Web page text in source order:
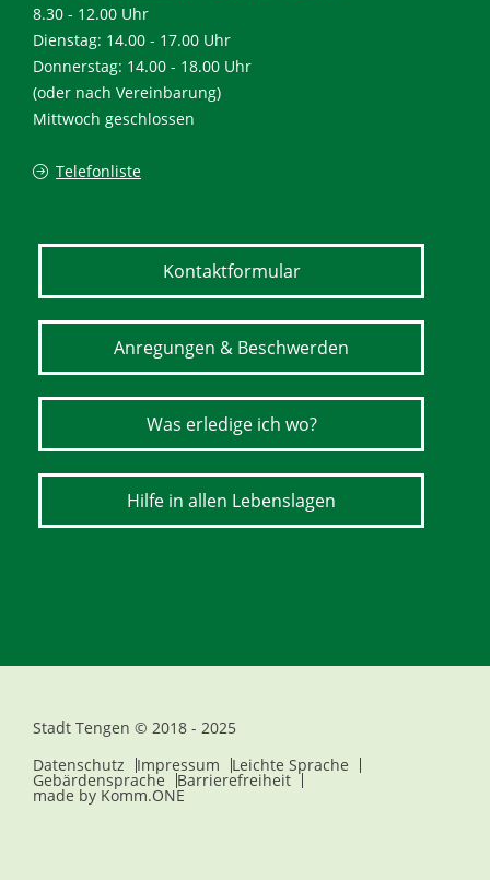
8.30 - 12.00 Uhr
Dienstag: 14.00 - 17.00 Uhr
Donnerstag: 14.00 - 18.00 Uhr
(oder nach Vereinbarung)
Mittwoch geschlossen
Telefonliste
Kontaktformular
Anregungen & Beschwerden
Was erledige ich wo?
Hilfe in allen Lebenslagen
Stadt Tengen © 2018 - 2025
Datenschutz
Impressum Leichte Sprache
Gebärdensprache Barrierefreiheit
made by Komm.ONE